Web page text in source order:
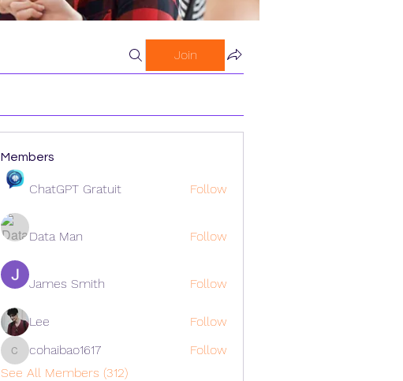
Join
Members
ChatGPT Gratuit Follow
Data Man Follow
James Smith Follow
Lee Follow
cohaibao1617
cohaibao1617
Follow
See All Members (312)